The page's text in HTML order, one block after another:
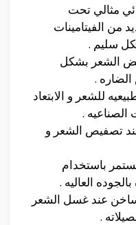
مثالي تحت
من الفيتامينات
سليم .
الشعر بشكل
.
للشعر و الابتعاد
.
تصفيص الشعر و
باستخدام
العاليه .
عند غسل الشعر
.